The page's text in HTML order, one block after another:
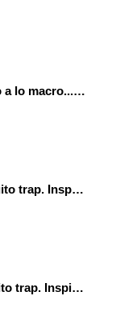
Repaso 2ª ev De lo micro a lo macro...Célula, Cuerpo humano y Ecología
STEAM project 5. Mosquito trap. Inspired in the glow worms.
STEAM project 3.Mosquito trap. Inspired in the Glow worms of New Zealand. - Contenido educativo